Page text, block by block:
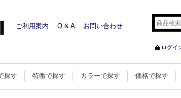
ご利用案内 Q & A お問い合わせ
ログイ
探す 特徴で探す カラーで探す 価格で探す